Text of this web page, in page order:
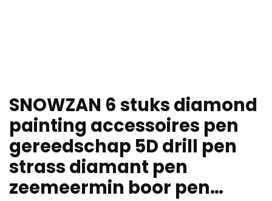
SNOWZAN 6 stuks diamond
painting accessoires pen
gereedschap 5D drill pen
strass diamant pen
zeemeermin boor pen…